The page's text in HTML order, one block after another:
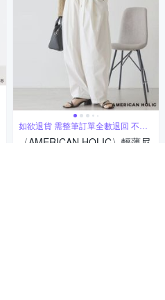
如欲退貨 需整筆訂單全數退回 不能
單退
〈AMERICAN HOLIC〉輕薄尼